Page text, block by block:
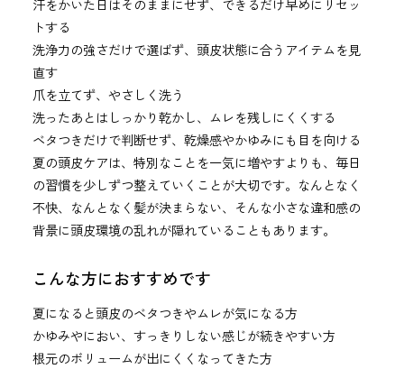
トする
洗浄力の強さだけで選ばず、頭皮状態に合うアイテムを見
直す
爪を立てず、やさしく洗う
洗ったあとはしっかり乾かし、ムレを残しにくくする
ベタつきだけで判断せず、乾燥感やかゆみにも目を向ける
夏の頭皮ケアは、特別なことを一気に増やすよりも、毎日
の習慣を少しずつ整えていくことが大切です。なんとなく
不快、なんとなく髪が決まらない、そんな小さな違和感の
背景に頭皮環境の乱れが隠れていることもあります。
こんな方におすすめです
夏になると頭皮のベタつきやムレが気になる方
かゆみやにおい、すっきりしない感じが続きやすい方
根元のボリュームが出にくくなってきた方